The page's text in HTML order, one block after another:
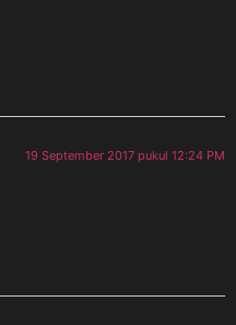
19 September 2017 pukul 12:24 PM